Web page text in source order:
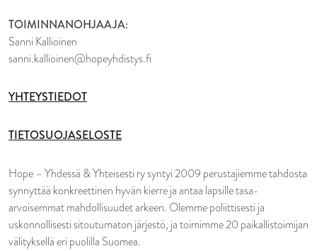
Hope – Yhdessä & Yhteisesti ry syntyi 2009 perustajiemme tahdosta
synnyttää konkreettinen hyvän kierre ja antaa lapsille tasa-
arvoisemmat mahdollisuudet arkeen. Olemme poliittisesti ja
uskonnollisesti sitoutumaton järjestö, ja toimimme 20 paikallistoimijan
välityksellä eri puolilla Suomea.
TOIMINNANOHJAAJA:
Sanni Kallioinen
sanni.kallioinen@hopeyhdistys.fi
YHTEYSTIEDOT
TIETOSUOJASELOSTE